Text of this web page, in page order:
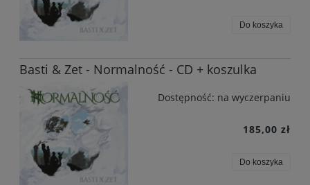
Do koszyka
Basti & Zet - Normalność - CD + koszulka
Dostępność: na wyczerpaniu
185,00 zł
Do koszyka